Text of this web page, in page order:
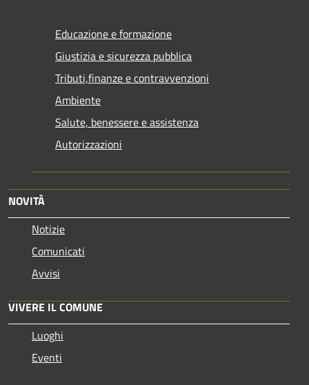
Educazione e formazione
Giustizia e sicurezza pubblica
Tributi,finanze e contravvenzioni
Ambiente
Salute, benessere e assistenza
Autorizzazioni
NOVITÀ
Notizie
Comunicati
Avvisi
VIVERE IL COMUNE
Luoghi
Eventi